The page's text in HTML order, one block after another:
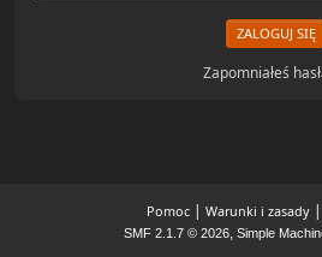
Zapomniałeś
Pomoc| Warunki i zasady|
SMF 2.1.7 © 2026, Simple